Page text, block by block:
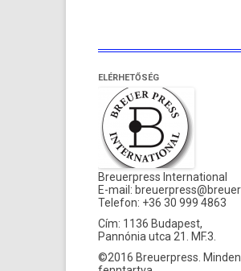
ELÉRHETŐSÉG
Breuerpress International
E-mail:
Telefon: +36 30 999 4863
Cím: 1136 Budapest,
Pannónia utca 21. MF.3.
©2016 Breuerpress.